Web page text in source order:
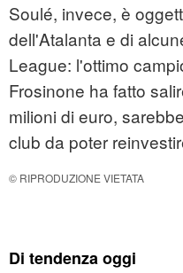
Soulé, invece, è
dell'Atalanta e di
League: l'ottimo
Frosinone ha fatto
milioni di euro,
club da poter
© RIPRODUZIONE VIETATA
Di tendenza oggi